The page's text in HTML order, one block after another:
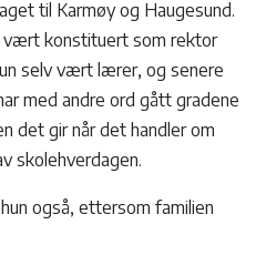
til Karmøy og Haugesund.
vært konstituert som rektor
selv vært lærer, og senere
med andre ord gått gradene
det gir når det handler om
skolehverdagen.
også, ettersom familien